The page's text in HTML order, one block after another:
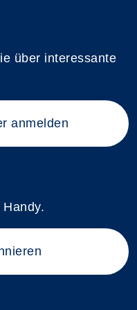
über interessante
anmelden